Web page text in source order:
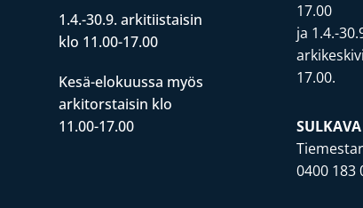
1.4.-30.9. arkitiistaisin
klo 11.00-17.00
Kesä-elokuussa myös
arkitorstaisin klo
11.00-17.00
17.00
ja 1.4.-
17.00.
SULKAVA
0400 183